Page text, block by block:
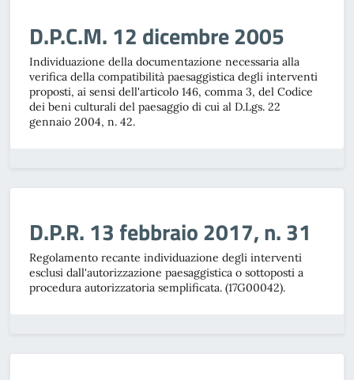
D.P.C.M. 12 dicembre 2005
Individuazione della documentazione necessaria alla
verifica della compatibilità paesaggistica degli interventi
proposti, ai sensi dell'articolo 146, comma 3, del Codice
dei beni culturali del paesaggio di cui al D.Lgs. 22
gennaio 2004, n. 42.
D.P.R. 13 febbraio 2017, n. 31
Regolamento recante individuazione degli interventi
esclusi dall'autorizzazione paesaggistica o sottoposti a
procedura autorizzatoria semplificata. (17G00042).